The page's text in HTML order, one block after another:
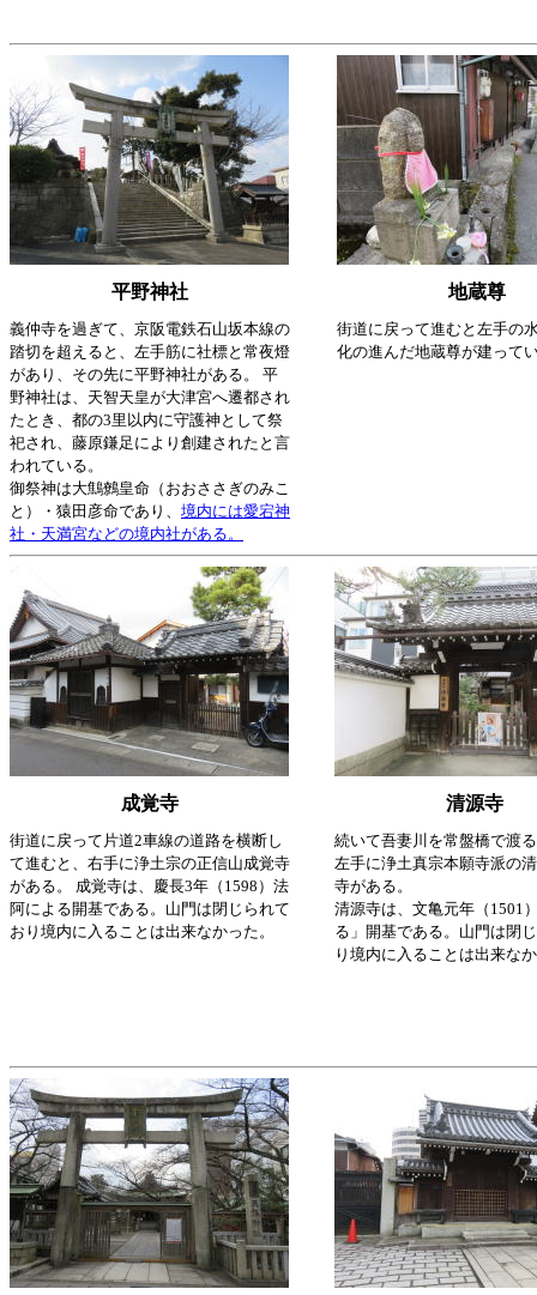
平野神社 地蔵尊
義仲寺を過ぎて、京阪電鉄石山坂本線の
踏切を超えると、左手筋に社標と常夜燈
があり、その先に平野神社がある。 平
野神社は、天智天皇が大津宮へ遷都され
たとき、都の3里以内に守護神として祭
祀され、藤原鎌足により創建されたと言
われている。
御祭神は大鷦鷯皇命（おおささぎのみこ
と）・猿田彦命であり、 境内には愛宕神
社・天満宮などの境内社がある。
街道に戻って進むと左手の
化の進んだ地蔵尊が建って
成覚寺 清源寺
街道に戻って片道2車線の道路を横断し
て進むと、右手に浄土宗の正信山成覚寺
がある。 成覚寺は、慶長3年（1598）法
阿による開基である。山門は閉じられて
おり境内に入ることは出来なかった。
続いて吾妻川を常盤橋で渡
左手に浄土真宗本願寺派の
寺がある。
清源寺は、文亀元年（1501
る」開基である。山門は閉
り境内に入ることは出来な